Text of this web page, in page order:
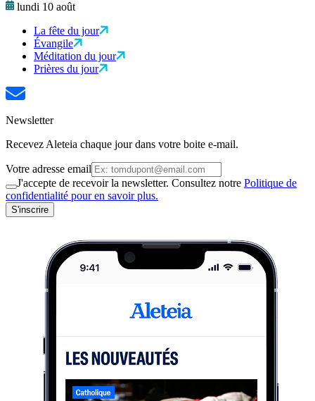
lundi 10 août
La fête du jour
Évangile
Méditation du jour
Prières du jour
Newsletter
Recevez Aleteia chaque jour dans votre boite e-mail.
Votre adresse email
J'accepte de recevoir la newsletter. Consultez notre Politique de
confidentialité pour en savoir plus.
S'inscrire